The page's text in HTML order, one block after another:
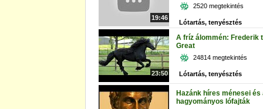
19:46
23:50
2520 megtekintés
Lótartás, tenyésztés
A fríz álommén: Frederik
Great
24814 megtekintés
Lótartás, tenyésztés
Hazánk híres ménesei és
hagyományos lófajták